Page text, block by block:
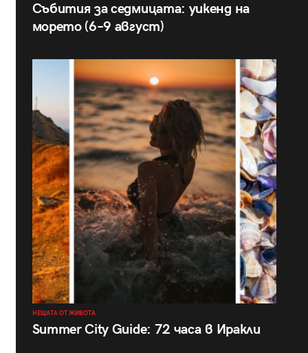
Събития за седмицата: уикенд на
морето (6–9 август)
НЕЩАТА ОТ ЖИВОТА
Summer City Guide: 72 часа в Иракли